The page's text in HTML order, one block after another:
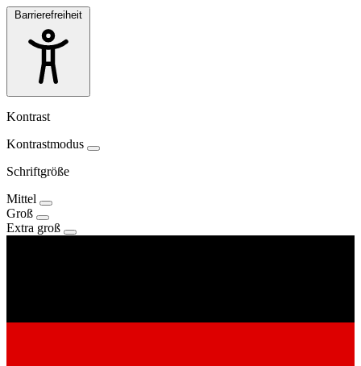
Barrierefreiheit
Kontrast
Kontrastmodus
Schriftgröße
Mittel
Groß
Extra groß